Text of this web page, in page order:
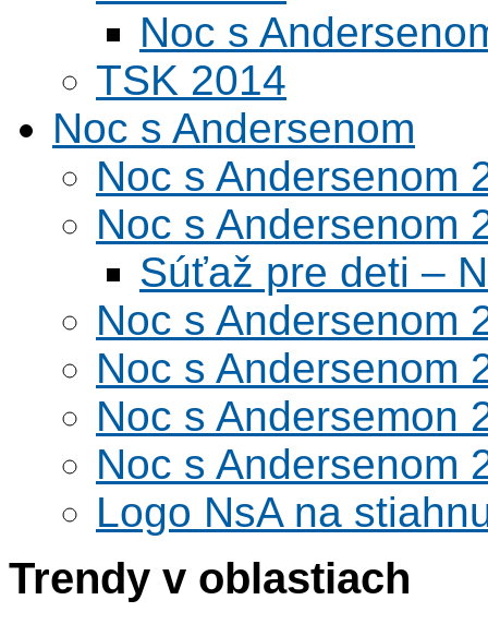
Noc s
TSK 2014
Noc s Andersenom
Noc s Andersenom
Noc s Andersenom
Súťaž pre deti –
Noc s Andersenom
Noc s Andersenom
Noc s Andersemon
Noc s Andersenom
Logo NsA na
Trendy v oblastiach